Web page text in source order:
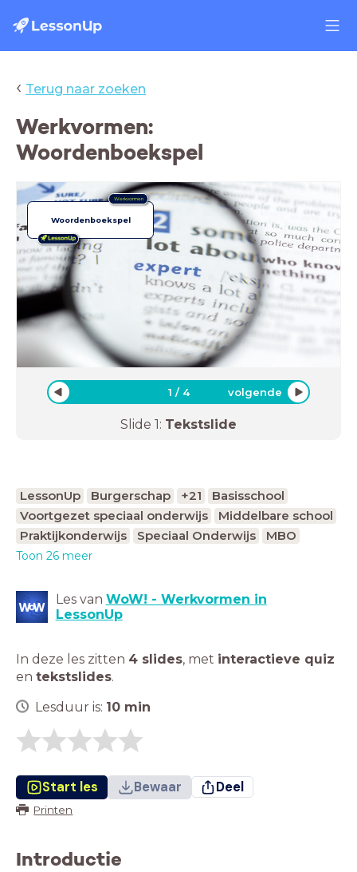
‹ Terug naar zoeken
Werkvormen:
Woordenboekspel
Woordenboekspel
Werkvormen
1 / 4 volgende
Slide 1: Tekstslide
LessonUp Burgerschap +21
Basisschool
Voortgezet speciaal onderwijs
Middelbare school
Praktijkonderwijs
Speciaal Onderwijs MBO
Toon 26 meer
Les van WoW! - Werkvormen in
LessonUp
In deze les zitten 4 slides, met interactieve quiz
en tekstslides.
Lesduur is: 10 min
Start les Bewaar Deel
Printen
Introductie